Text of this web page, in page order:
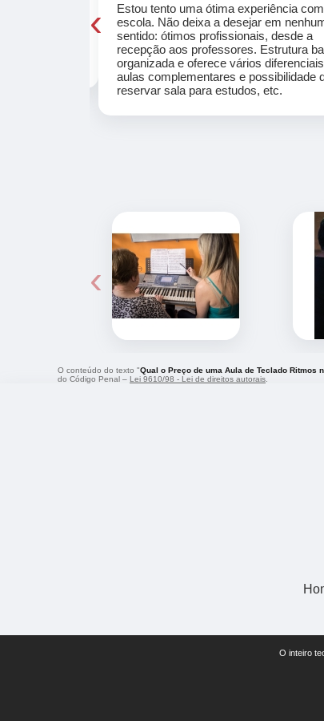
Estou tento uma ótima experiência
escola. Não deixa a desejar em
sentido: ótimos profissionais, desde a
recepção aos professores. Estrutura
organizada e oferece vários
aulas complementares e possibilidade
reservar sala para estudos, etc.
‹
‹
O conteúdo do texto "Qual o Preço de uma Aula de Teclado Ritmos
do Código Penal – Lei 9610/98 - Lei de direitos autorais
O inteiro